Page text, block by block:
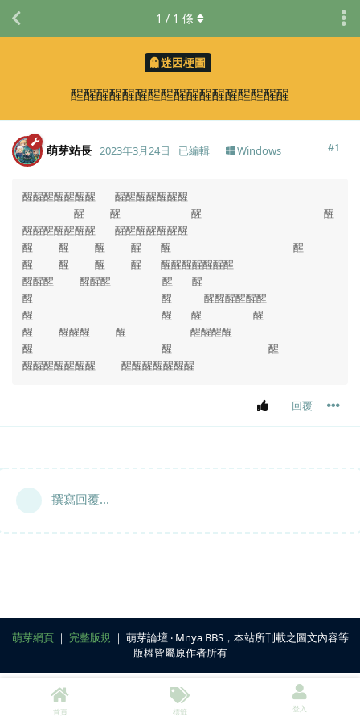
迷因梗圖
醒醒醒醒醒醒醒醒醒醒醒醒醒醒醒醒醒
1 / 1 條
萌芽站長 2023年3月24日 已編輯 #1
Windows
醒醒醒醒醒醒醒   醒醒醒醒醒醒醒
        醒    醒           醒                   醒
醒醒醒醒醒醒醒   醒醒醒醒醒醒醒
醒    醒    醒    醒   醒                   醒
醒    醒    醒    醒   醒醒醒醒醒醒醒
醒醒醒    醒醒醒        醒   醒
醒                    醒     醒醒醒醒醒醒
醒                    醒   醒        醒
醒    醒醒醒    醒          醒醒醒醒
醒                    醒               醒
醒醒醒醒醒醒醒    醒醒醒醒醒醒醒
回覆
撰寫回覆...
萌芽網頁｜ 完整版規 ｜ 萌芽論壇 ‧ Mnya BBS，本站所刊載之圖文內容等
版權皆屬原作者所有
首頁 標籤 登入